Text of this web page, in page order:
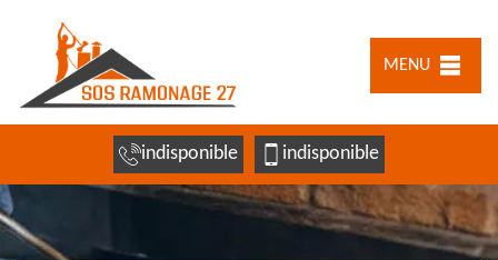
MENU
indisponible indisponible